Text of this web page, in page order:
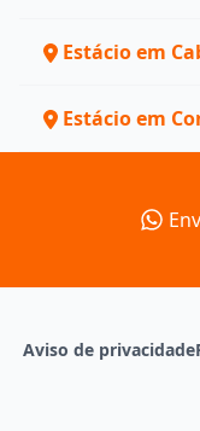
Estácio em
Estácio em
Aviso de privacidade